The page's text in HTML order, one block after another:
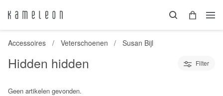
Accessoires Veterschoenen Susan Bijl
Hidden hidden Filter
Geen artikelen gevonden.